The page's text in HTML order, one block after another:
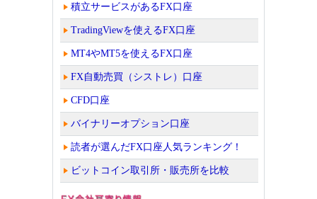
積立サービスがあるFX口座
TradingViewを使えるFX口座
MT4やMT5を使えるFX口座
FX自動売買（シストレ）口座
CFD口座
バイナリーオプション口座
読者が選んだFX口座人気ランキング！
ビットコイン取引所・販売所を比較